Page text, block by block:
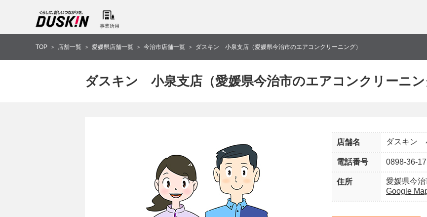
事業所用
TOP > 店舗一覧 > 愛媛県店舗一覧 > 今治市店舗一覧 > ダスキン 小泉支店（愛媛県今治市のエアコンクリーニング）
ダスキン 小泉支店（愛媛県今治市のエアコンクリーニン
店舗名 ダスキン
電話番号 0898-36-
住所
愛媛県今
Google